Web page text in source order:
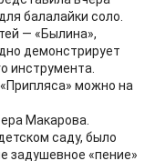
балалайки соло.
— «Былина»,
демонстрирует
инструмента.
можно на
Макарова.
саду, было
задушевное «пение»